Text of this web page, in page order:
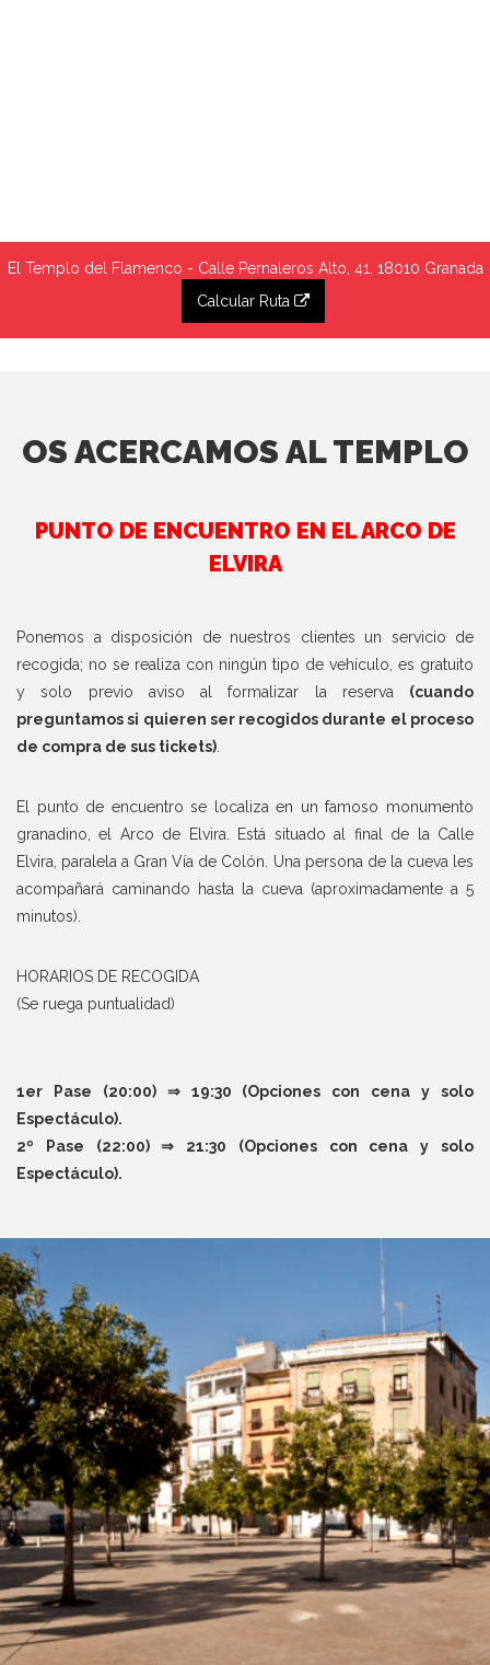
El Templo del Flamenco - Calle Pernaleros Alto, 41, 18010 Granada
Calcular Ruta
OS ACERCAMOS AL TEMPLO
PUNTO DE ENCUENTRO EN EL ARCO DE
ELVIRA
Ponemos a disposición de nuestros clientes un servicio de
recogida; no se realiza con ningún tipo de vehículo, es gratuito
y solo previo aviso al formalizar la reserva (cuando
preguntamos si quieren ser recogidos durante el proceso
de compra de sus tickets)
El punto de encuentro se localiza en un famoso monumento
granadino, el Arco de Elvira. Está situado al final de la Calle
Elvira, paralela a Gran Vía de Colón. Una persona de la cueva les
acompañará caminando hasta la cueva (aproximadamente a 5
minutos).
HORARIOS DE RECOGIDA
(Se ruega puntualidad)
1er Pase (20:00) ⇒ 19:30 (Opciones con cena y solo
Espectáculo).
2º Pase (22:00) ⇒ 21:30 (Opciones con cena y solo
Espectáculo).